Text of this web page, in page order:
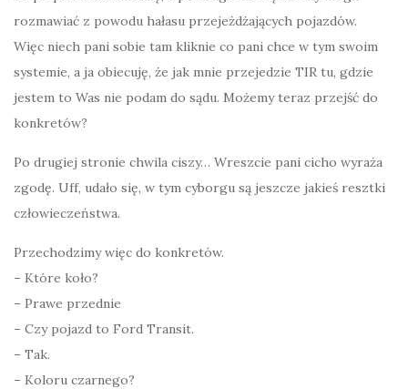
rozmawiać z powodu hałasu przejeżdżających pojazdów.
Więc niech pani sobie tam kliknie co pani chce w tym swoim
systemie, a ja obiecuję, że jak mnie przejedzie TIR tu, gdzie
jestem to Was nie podam do sądu. Możemy teraz przejść do
konkretów?
Po drugiej stronie chwila ciszy… Wreszcie pani cicho wyraża
zgodę. Uff, udało się, w tym cyborgu są jeszcze jakieś resztki
człowieczeństwa.
Przechodzimy więc do konkretów.
– Które koło?
– Prawe przednie
– Czy pojazd to Ford Transit.
– Tak.
– Koloru czarnego?